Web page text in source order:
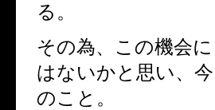
る。
その為、この機会
はないかと思い、
のこと。